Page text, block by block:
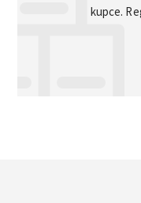
kupce.